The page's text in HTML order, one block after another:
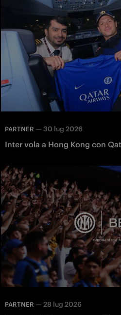
PARTNER — 30 lug 2026
Inter vola a Hong Kong con
PARTNER — 28 lug 2026